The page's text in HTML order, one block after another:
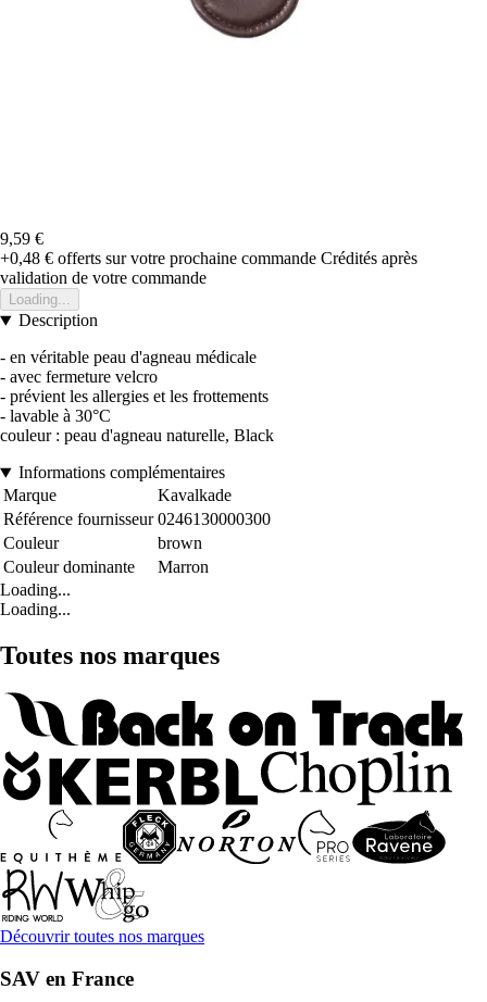
9,59 €
+0,48 € offerts sur votre prochaine commande Crédités après
validation de votre commande
Loading...
Description
- en véritable peau d'agneau médicale
- avec fermeture velcro
- prévient les allergies et les frottements
- lavable à 30°C
couleur : peau d'agneau naturelle, Black
Informations complémentaires
Marque
Kavalkade
Référence fournisseur 0246130000300
Couleur
brown
Couleur dominante
Marron
Loading...
Loading...
Toutes nos marques
Découvrir toutes nos marques
SAV en France